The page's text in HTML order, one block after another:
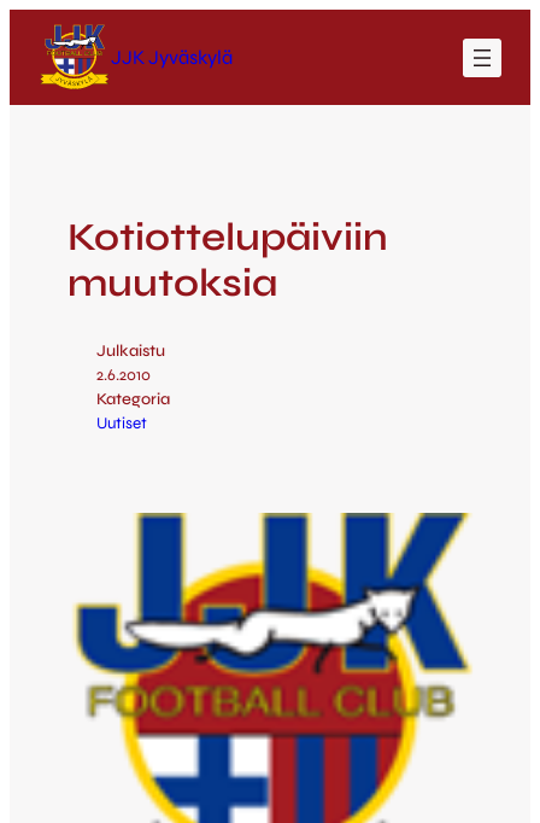
JJK Jyväskylä
Kotiottelupäiviin
muutoksia
Julkaistu
2.6.2010
Kategoria
Uutiset